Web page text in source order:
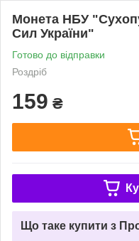
Монета НБУ
Сил України"
Готово до відправки
Роздріб
159 ₴
Що таке купити з